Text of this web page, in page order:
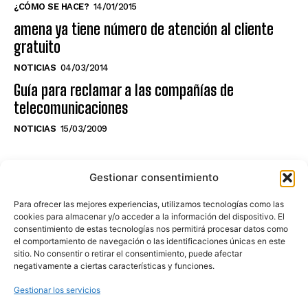
Gestionar consentimiento
Para ofrecer las mejores experiencias, utilizamos tecnologías como las
cookies para almacenar y/o acceder a la información del dispositivo. El
consentimiento de estas tecnologías nos permitirá procesar datos como
el comportamiento de navegación o las identificaciones únicas en este
sitio. No consentir o retirar el consentimiento, puede afectar
negativamente a ciertas características y funciones.
Gestionar los servicios
¿CÓMO SE HACE? 14/01/2015
amena ya tiene número de atención al cliente
gratuito
NOTICIAS 04/03/2014
Guía para reclamar a las compañías de
telecomunicaciones
NOTICIAS 15/03/2009
NO TE PIERDAS LO ÚLTIMO DEL CANAL
Haz clic en «Estoy de acuerdo» para
activar Youtube
POLÍTICA DE COOKIES